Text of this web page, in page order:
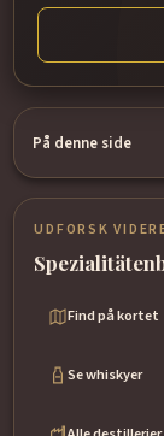
På denne side
UDFORSK
Find på kortet
Se whiskyer